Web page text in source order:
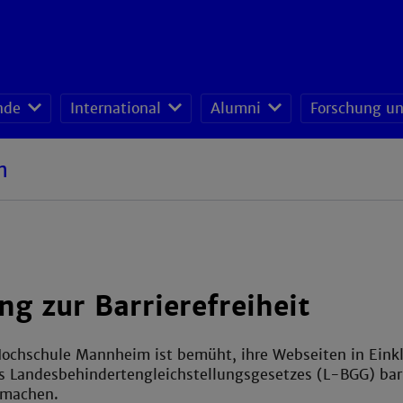
International Alumni Forschung
zur Barrierefreiheit
Mannheim ist bemüht, ihre Webseiten in
Landesbehindertengleichstellungsgesetzes (L-BGG)